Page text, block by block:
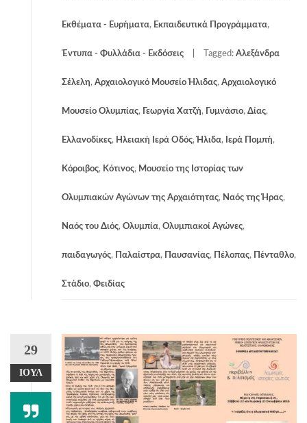
Εκθέματα - Ευρήματα, Εκπαιδευτικά Προγράμματα,
Έντυπα - Φυλλάδια - Εκδόσεις Tagged: Αλεξάνδρα
Σέλελη, Αρχαιολογικό Μουσείο Ήλιδας, Αρχαιολογικό
Μουσείο Ολυμπίας, Γεωργία Χατζή, Γυμνάσιο, Δίας,
Ελλανοδίκες, Ηλειακή Ιερά Οδός, Ήλιδα, Ιερά Πομπή,
Κόροιβος, Κότινος, Μουσείο της Ιστορίας των
Ολυμπιακών Αγώνων της Αρχαιότητας, Ναός της Ήρας,
Ναός του Διός, Ολυμπία, Ολυμπιακοί Αγώνες,
παιδαγωγός, Παλαίστρα, Παυσανίας, Πέλοπας, Πένταθλο,
Στάδιο, Φειδίας
29
ΙΟΎΛ